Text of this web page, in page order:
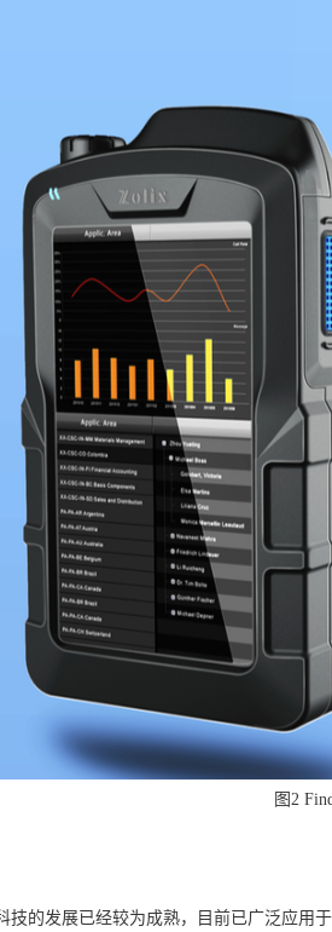
图2
技的发展已经较为成熟，目前已广泛应用